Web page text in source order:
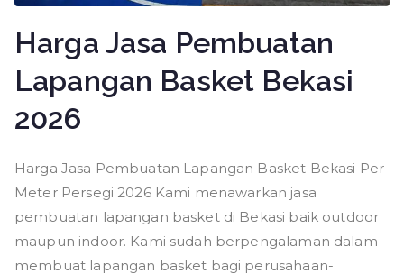
Harga Jasa Pembuatan
Lapangan Basket Bekasi
2026
Harga Jasa Pembuatan Lapangan Basket Bekasi Per
Meter Persegi 2026 Kami menawarkan jasa
pembuatan lapangan basket di Bekasi baik outdoor
maupun indoor. Kami sudah berpengalaman dalam
membuat lapangan basket bagi perusahaan-